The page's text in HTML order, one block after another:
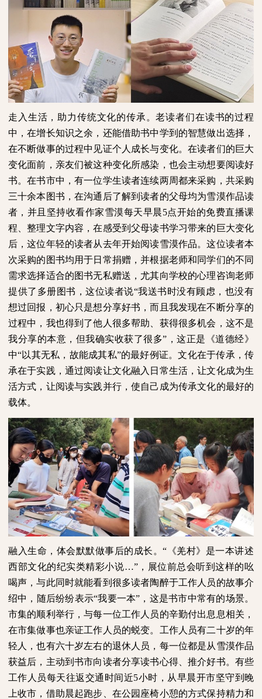
走入生活，助力传统文化的传承。老读者们在读书的过程
中，在增长知识之余，还能借助书中学到的智慧做出选择，
在不断做事的过程中见证个人成长与变化。在读者们的巨大
变化面前，亲友们被这种变化所感染，也会主动想要阅读好
书。在书市中，有一位学生读者连续两周都来采购，共采购
三十余本图书，在沟通后了解到读者的父母均为雪漠作品读
者，并且坚持收看作家雪漠每天早晨5点开始的免费直播课
程、整理文字内容，在感受到父母读书学习带来的巨大变化
后，这位年轻的读者从去年开始阅读雪漠作品。这位读者本
次采购的图书均用于日常捐赠，并根据老师和同学们的不同
需求选择适合的图书无私赠送，尤其向学校的心理咨询老师
提供了多册图书，这位读者说“我送书时没有顾虑，也没有
想过回报，初心只是想分享好书，而且我发现在不断分享的
过程中，我也得到了他人很多帮助、获得很多机会，这不是
我分享的本意，但我确实收获了很多”，这正是《道德经》
中“以其无私，故能成其私”的最好例证。文化在于传承，传
承在于实践，通过阅读让文化融入日常生活，让文化成为生
活方式，让阅读与实践并行，使自己成为传承文化的最好的
载体。
融入生命，体会默默做事后的成长。“《羌村》是一本讲述
西部文化的纪实类精彩小说…”，展位前总会听到这样的吆
喝声，与此同时就能看到很多读者陶醉于工作人员的故事介
绍中，随后纷纷表示“我要一本”，这是书市中常有的场景。
市集的顺利举行，与每一位工作人员的辛勤付出息息相关，
在市集做事也亲证工作人员的蜕变。工作人员有二十岁的年
轻人，也有六十岁左右的退休人员，每一位都是从雪漠作品
获益后，主动到书市向读者分享读书心得、推介好书。有些
工作人员每天往返交通时间近5小时，从早晨开市坚守到晚
上收市，借助晨起跑步、在公园座椅小憩的方式保持精力和